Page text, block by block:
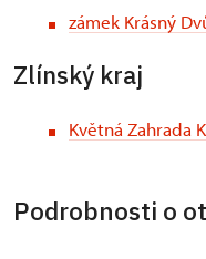
zámek Krásný
Zlínský kraj
Květná Zahrada
Podrobnosti o